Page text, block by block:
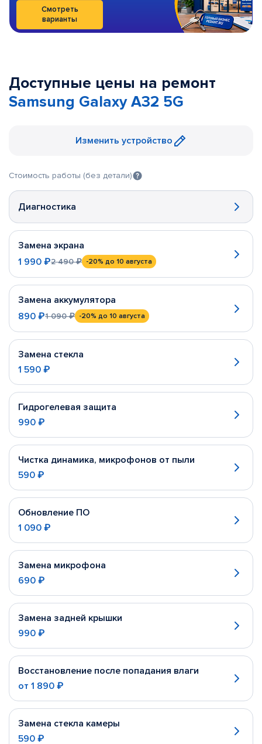
Смотреть
варианты
Доступные цены на ремонт
Samsung Galaxy A32 5G
Изменить устройство
Стоимость работы (без детали)
Диагностика
Замена экрана
1 990 ₽2 490 ₽ -20% до 10 августа
Замена аккумулятора
890 ₽1 090 ₽ -20% до 10 августа
Замена стекла
1 590 ₽
Гидрогелевая защита
990 ₽
Чистка динамика, микрофонов от пыли
590 ₽
Обновление ПО
1 090 ₽
Замена микрофона
690 ₽
Замена задней крышки
990 ₽
Восстановление после попадания влаги
от 1 890 ₽
Замена стекла камеры
590 ₽